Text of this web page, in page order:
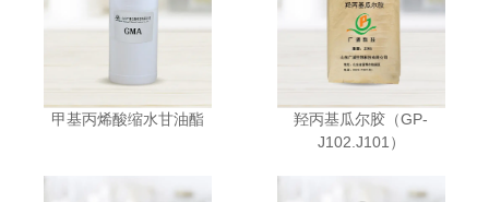
甲基丙烯酸缩水甘油酯
羟丙基瓜尔胶（GP-
J102.J101）